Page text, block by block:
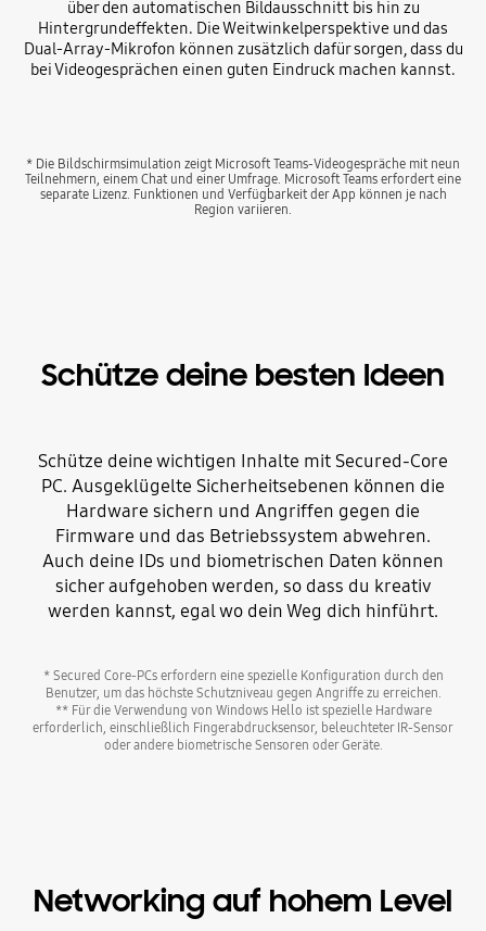
über den automatischen Bildausschnitt bis hin zu
Hintergrundeffekten. Die Weitwinkelperspektive und das
Dual-Array-Mikrofon können zusätzlich dafür sorgen, dass du
bei Videogesprächen einen guten Eindruck machen kannst.
* Die Bildschirmsimulation zeigt Microsoft Teams-Videogespräche mit neun
Teilnehmern, einem Chat und einer Umfrage. Microsoft Teams erfordert eine
separate Lizenz. Funktionen und Verfügbarkeit der App können je nach
Region variieren.
Schütze deine besten Ideen
Schütze deine wichtigen Inhalte mit Secured-Core
PC. Ausgeklügelte Sicherheitsebenen können die
Hardware sichern und Angriffen gegen die
Firmware und das Betriebssystem abwehren.
Auch deine IDs und biometrischen Daten können
sicher aufgehoben werden, so dass du kreativ
werden kannst, egal wo dein Weg dich hinführt.
* Secured Core-PCs erfordern eine spezielle Konfiguration durch den
Benutzer, um das höchste Schutzniveau gegen Angriffe zu erreichen.
** Für die Verwendung von Windows Hello ist spezielle Hardware
erforderlich, einschließlich Fingerabdrucksensor, beleuchteter IR-Sensor
oder andere biometrische Sensoren oder Geräte.
Networking auf hohem Level